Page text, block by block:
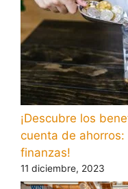
¡Descubre los
cuenta de ahorros:
finanzas!
11 diciembre, 2023